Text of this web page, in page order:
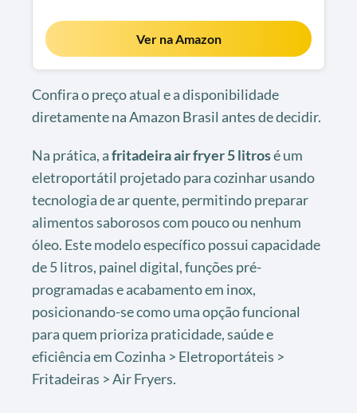
Ver na Amazon
Confira o preço atual e a disponibilidade
diretamente na Amazon Brasil antes de decidir.
Na prática, afritadeira air fryer 5 litrosé um
eletroportátil projetado para cozinhar usando
tecnologia de ar quente, permitindo preparar
alimentos saborosos com pouco ou nenhum
óleo. Este modelo específico possui capacidade
de 5 litros, painel digital, funções pré-
programadas e acabamento em inox,
posicionando-se como uma opção funcional
para quem prioriza praticidade, saúde e
eficiência em Cozinha > Eletroportáteis >
Fritadeiras > Air Fryers.